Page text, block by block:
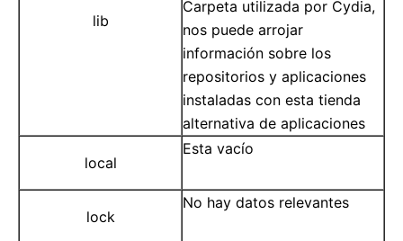
lib
Carpeta utilizada por Cydia,
nos puede arrojar
información sobre los
repositorios y aplicaciones
instaladas con esta tienda
alternativa de aplicaciones
local
Esta vacío
lock
No hay datos relevantes